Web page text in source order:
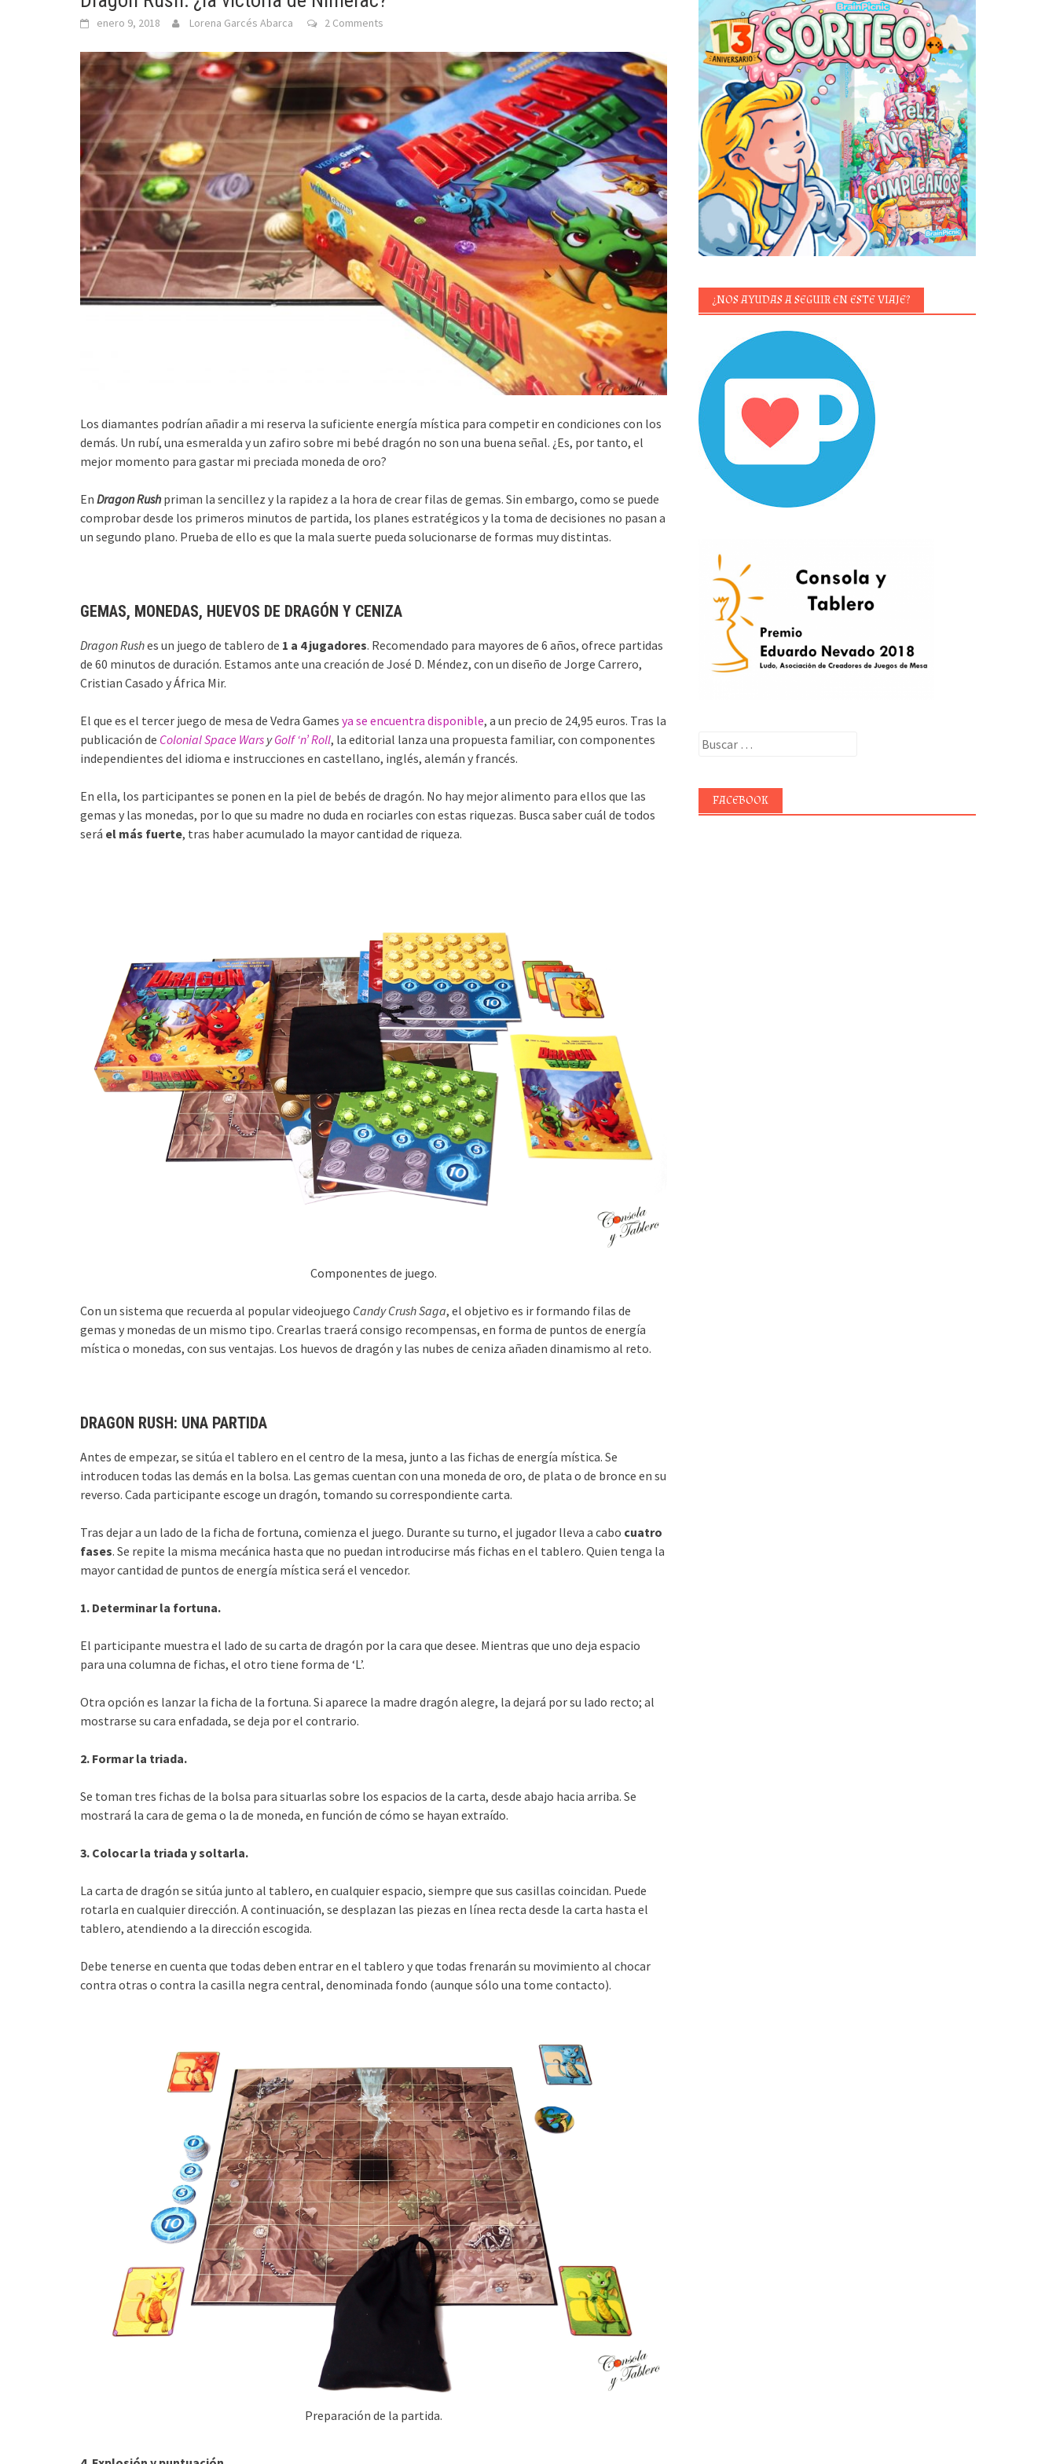
enero 9, 2018 Lorena Garcés Abarca 2 Comments
Los diamantes podrían añadir a mi reserva la suficiente energía mística para competir en condiciones con los
demás. Un rubí, una esmeralda y un zafiro sobre mi bebé dragón no son una buena señal. ¿Es, por tanto, el
mejor momento para gastar mi preciada moneda de oro?
En Dragon Rushpriman la sencillez y la rapidez a la hora de crear filas de gemas. Sin embargo, como se puede
comprobar desde los primeros minutos de partida, los planes estratégicos y la toma de decisiones no pasan a
un segundo plano. Prueba de ello es que la mala suerte pueda solucionarse de formas muy distintas.
GEMAS, MONEDAS, HUEVOS DE DRAGÓN Y CENIZA
Dragon Rushes un juego de tablero de 1 a 4 jugadores. Recomendado para mayores de 6 años, ofrece partidas
de 60 minutos de duración. Estamos ante una creación de José D. Méndez, con un diseño de Jorge Carrero,
Cristian Casado y África Mir.
El que es el tercer juego de mesa de Vedra Games ya se encuentra disponible, a un precio de 24,95 euros. Tras la
publicación de Colonial Space Wars yGolf ‘n’ Roll, la editorial lanza una propuesta familiar, con componentes
independientes del idioma e instrucciones en castellano, inglés, alemán y francés.
En ella, los participantes se ponen en la piel de bebés de dragón. No hay mejor alimento para ellos que las
gemas y las monedas, por lo que su madre no duda en rociarles con estas riquezas. Busca saber cuál de todos
será el más fuerte, tras haber acumulado la mayor cantidad de riqueza.
Componentes de juego.
Con un sistema que recuerda al popular videojuego Candy Crush Saga, el objetivo es ir formando filas de
gemas y monedas de un mismo tipo. Crearlas traerá consigo recompensas, en forma de puntos de energía
mística o monedas, con sus ventajas. Los huevos de dragón y las nubes de ceniza añaden dinamismo al reto.
DRAGON RUSH: UNA PARTIDA
Antes de empezar, se sitúa el tablero en el centro de la mesa, junto a las fichas de energía mística. Se
introducen todas las demás en la bolsa. Las gemas cuentan con una moneda de oro, de plata o de bronce en su
reverso. Cada participante escoge un dragón, tomando su correspondiente carta.
Tras dejar a un lado de la ficha de fortuna, comienza el juego. Durante su turno, el jugador lleva a cabo cuatro
fases. Se repite la misma mecánica hasta que no puedan introducirse más fichas en el tablero. Quien tenga la
mayor cantidad de puntos de energía mística será el vencedor.
1. Determinar la fortuna.
El participante muestra el lado de su carta de dragón por la cara que desee. Mientras que uno deja espacio
para una columna de fichas, el otro tiene forma de ‘L’.
Otra opción es lanzar la ficha de la fortuna. Si aparece la madre dragón alegre, la dejará por su lado recto; al
mostrarse su cara enfadada, se deja por el contrario.
2. Formar la triada.
Se toman tres fichas de la bolsa para situarlas sobre los espacios de la carta, desde abajo hacia arriba. Se
mostrará la cara de gema o la de moneda, en función de cómo se hayan extraído.
3. Colocar la triada y soltarla.
La carta de dragón se sitúa junto al tablero, en cualquier espacio, siempre que sus casillas coincidan. Puede
rotarla en cualquier dirección. A continuación, se desplazan las piezas en línea recta desde la carta hasta el
tablero, atendiendo a la dirección escogida.
Debe tenerse en cuenta que todas deben entrar en el tablero y que todas frenarán su movimiento al chocar
contra otras o contra la casilla negra central, denominada fondo (aunque sólo una tome contacto).
Preparación de la partida.
¿NOS AYUDAS A SEGUIR EN ESTE VIAJE?
Buscar:
FACEBOOK